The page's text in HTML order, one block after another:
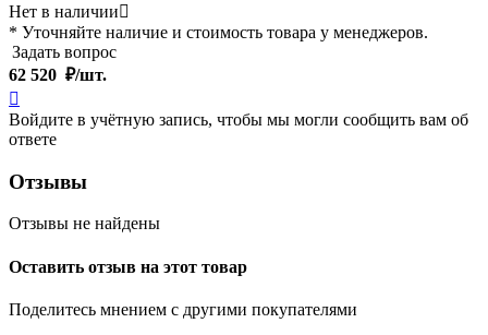
Нет в наличии
* Уточняйте наличие и стоимость товара у менеджеров.
Задать вопрос
62 520 ₽/шт.

Войдите в учётную запись, чтобы мы могли сообщить вам об
ответе
Отзывы
Отзывы не найдены
Оставить отзыв на этот товар
Поделитесь мнением с другими покупателями